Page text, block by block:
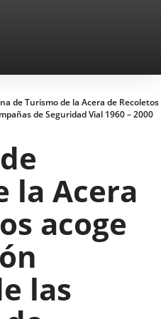
de Turismo de la Acera de Recoletos
de Seguridad Vial 1960 – 2000
la Acera
acoge
las